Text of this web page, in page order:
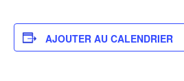
AJOUTER AU CALENDRIER